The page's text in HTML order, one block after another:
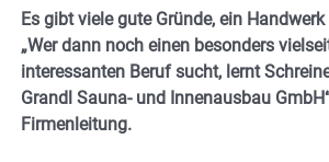
Es gibt viele gute Gründe, ein
„Wer dann noch einen besonders
interessanten Beruf sucht, lernt
Grandl Sauna- und Innenausbau
Firmenleitung.